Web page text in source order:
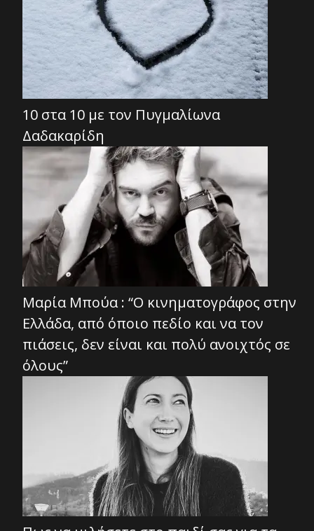
10 στα 10 με τον Πυγμαλίωνα
Δαδακαρίδη
Μαρία Μπούα : “Ο κινηματογράφος στην
Ελλάδα, από όποιο πεδίο και να τον
πιάσεις, δεν είναι και πολύ ανοιχτός σε
όλους”